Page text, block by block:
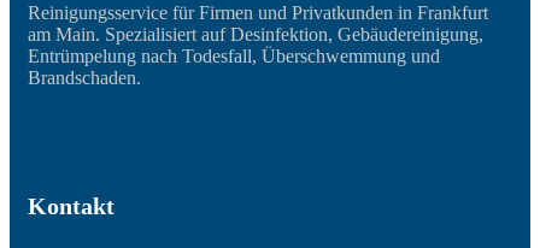
Reinigungsservice für Firmen und Privatkunden in Frankfurt
am Main. Spezialisiert auf Desinfektion, Gebäudereinigung,
Entrümpelung nach Todesfall, Überschwemmung und
Brandschaden.
Kontakt